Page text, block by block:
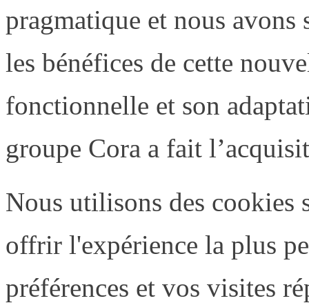
pragmatique et nous
les bénéfices de cette
fonctionnelle et son
groupe Cora a fait
Nous utilisons des cookies
offrir l'expérience la plus
préférences et vos visites